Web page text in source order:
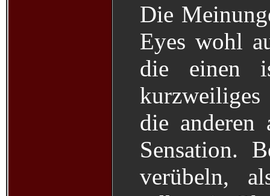
Die
Eyes wohl
die einen
die anderen
Sensation.
verübeln,